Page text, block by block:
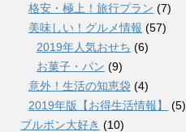
格安・極上！旅行プラン (7)
美味しい！グルメ情報 (57)
2019年人気おせち (6)
お菓子・パン (9)
意外！生活の知恵袋 (4)
2019年版【お得生活情報】
(5)
ブルボン大好き (10)